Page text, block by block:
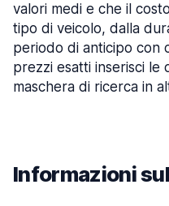
valori medi e che il
tipo di veicolo, dalla
periodo di anticipo con
prezzi esatti inserisci le
maschera di ricerca in
Informazioni